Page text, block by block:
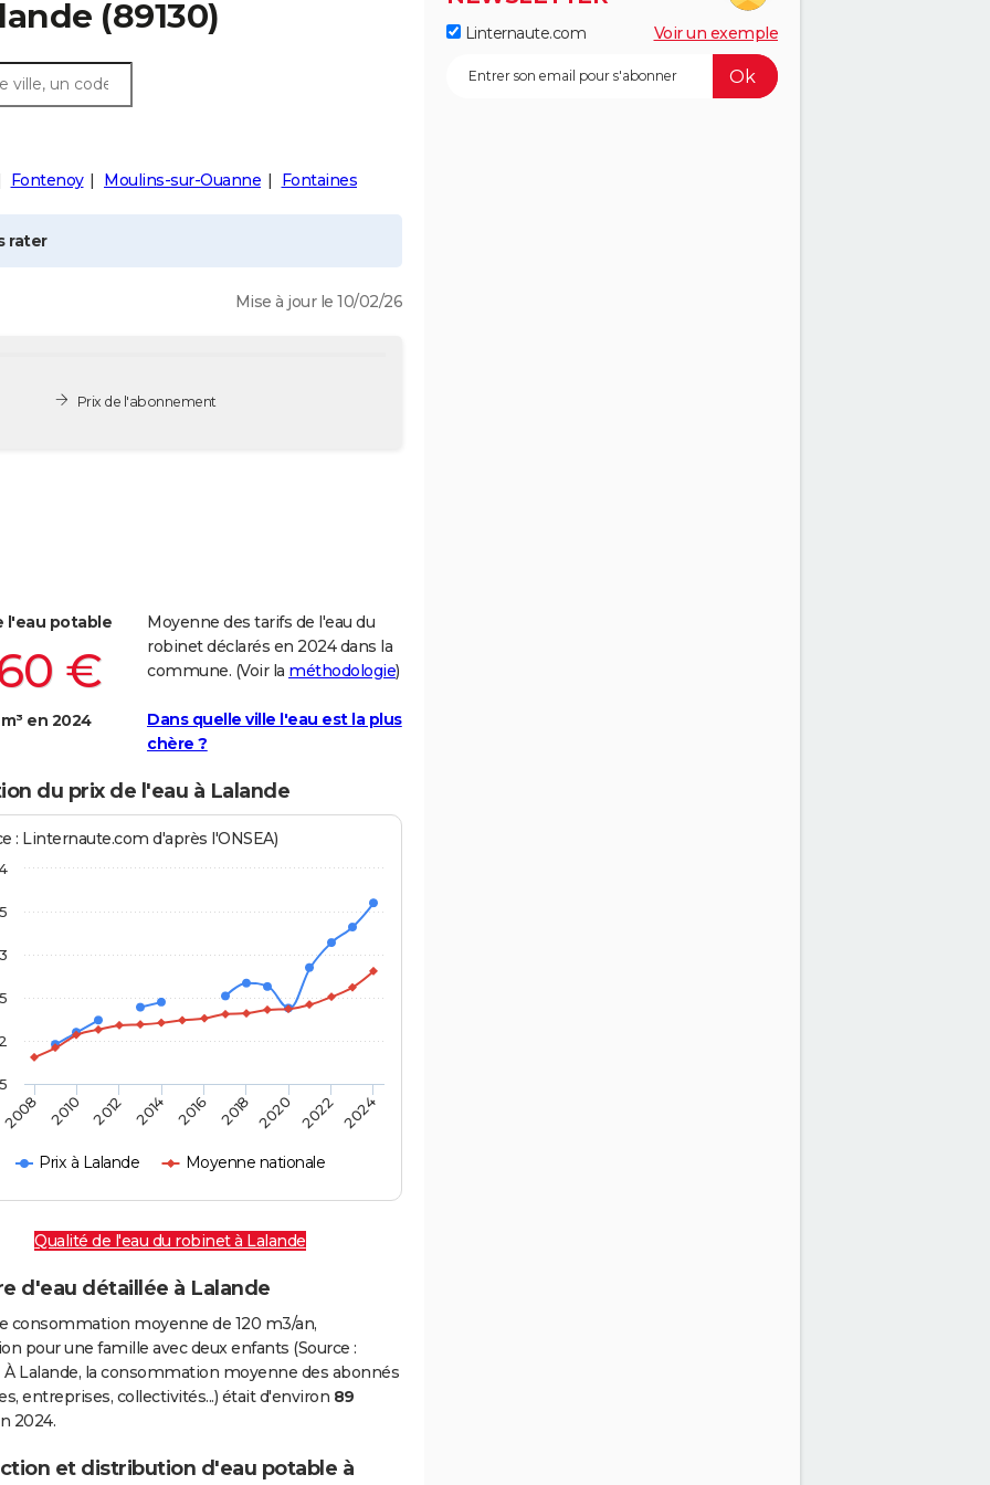
(89130)
Fontenoy Moulins-sur-Ouanne Fontaines
rater
Mise à jour le 10/02/26
Prix de l'abonnement
l'eau potable
€
en 2024
Moyenne des tarifs de l'eau du
robinet déclarés en 2024 dans la
commune. (Voir la méthodologie)
Dans quelle ville l'eau est la plus
chère ?
du prix de l'eau à Lalande
: Linternaute.com d'après l'ONSEA)
Prix à Lalande Moyenne nationale
2008 2010 2012 2014 2016 2018 2020 2022 2024
3
Qualité de l'eau du robinet à Lalande
d'eau détaillée à Lalande
consommation moyenne de 120 m3/an,
pour une famille avec deux enfants (Source :
À Lalande, la consommation moyenne des abonnés
entreprises, collectivités...) était d'environ 89
2024.
et distribution d'eau potable à
Linternaute.com Voir un exemple